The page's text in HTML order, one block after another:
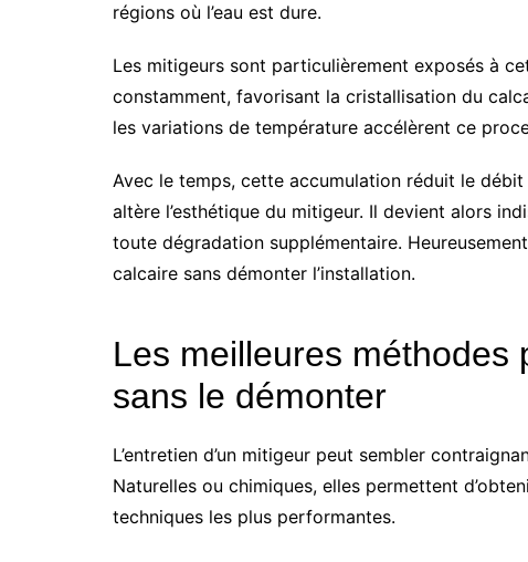
régions où l’eau est dure.
Les mitigeurs sont particulièrement exposés à
constamment, favorisant la cristallisation du
les variations de température accélèrent ce
Avec le temps, cette accumulation réduit le
altère l’esthétique du mitigeur. Il devient alors
toute dégradation supplémentaire.
calcaire sans démonter l’installation.
Les meilleures méthodes
sans le démonter
L’entretien d’un mitigeur peut sembler
Naturelles ou chimiques, elles permettent
techniques les plus performantes.